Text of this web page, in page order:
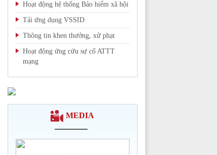
Hoạt động hệ thống Bảo hiểm xã hội
Tải ứng dụng VSSID
Thông tin khen thưởng, xử phạt
Hoạt động ứng cứu sự cố ATTT
mạng
MEDIA